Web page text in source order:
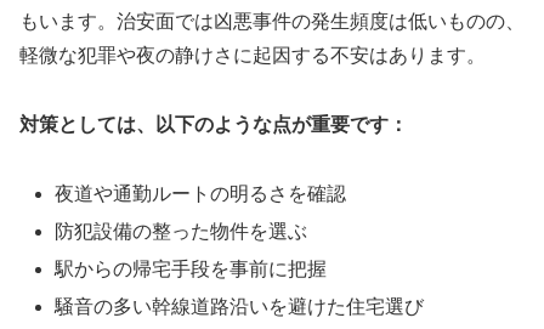
もいます。治安面では凶悪事件の発生頻度は低いものの、
軽微な犯罪や夜の静けさに起因する不安はあります。
対策としては、以下のような点が重要です：
夜道や通勤ルートの明るさを確認
防犯設備の整った物件を選ぶ
駅からの帰宅手段を事前に把握
騒音の多い幹線道路沿いを避けた住宅選び